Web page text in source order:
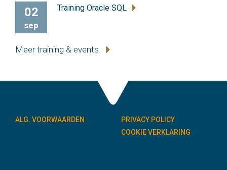
02
sep
Training Oracle SQL
Meer training & events
ALG. VOORWAARDEN
PRIVACY POLICY
COOKIE VERKLARING